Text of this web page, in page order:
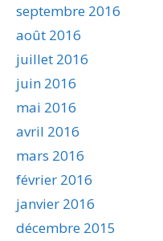
septembre 2016
août 2016
juillet 2016
juin 2016
mai 2016
avril 2016
mars 2016
février 2016
janvier 2016
décembre 2015